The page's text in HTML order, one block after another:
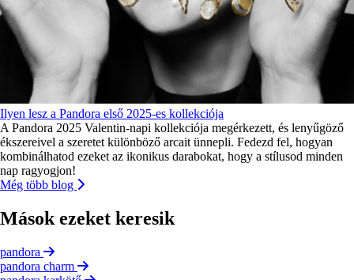
Ilyen lesz a Pandora első 2025-es kollekciója
A Pandora 2025 Valentin-napi kollekciója megérkezett, és lenyűgöző
ékszereivel a szeretet különböző arcait ünnepli. Fedezd fel, hogyan
kombinálhatod ezeket az ikonikus darabokat, hogy a stílusod minden
nap ragyogjon!
Még több blog
Mások ezeket keresik
pandora
pandora charm